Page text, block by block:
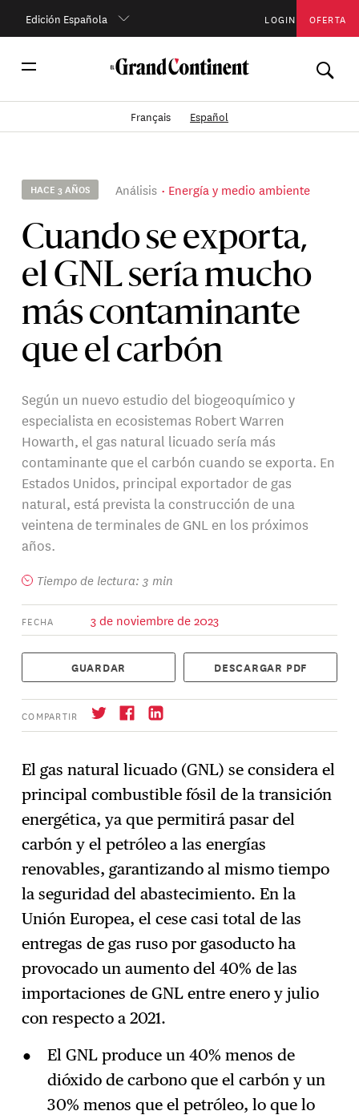
Edición Española LOGIN OFERTA
Français Español
HACE 3 AÑOS Análisis Energía y medio ambiente
Cuando se exporta,
el GNL sería mucho
más contaminante
que el carbón
Según un nuevo estudio del biogeoquímico y
especialista en ecosistemas Robert Warren
Howarth, el gas natural licuado sería más
contaminante que el carbón cuando se exporta. En
Estados Unidos, principal exportador de gas
natural, está prevista la construcción de una
veintena de terminales de GNL en los próximos
años.
Tiempo de lectura: 3 min
FECHA 3 de noviembre de 2023
GUARDAR DESCARGAR PDF
COMPARTIR
→ Suscríbase
El gas natural licuado (GNL) se considera el
principal combustible fósil de la transición
energética, ya que permitirá pasar del
carbón y el petróleo a las energías
renovables, garantizando al mismo tiempo
la seguridad del abastecimiento. En la
Unión Europea, el cese casi total de las
entregas de gas ruso por gasoducto ha
provocado un aumento del 40% de las
importaciones de GNL entre enero y julio
con respecto a 2021.
El GNL produce un 40% menos de
dióxido de carbono que el carbón y un
30% menos que el petróleo, lo que lo